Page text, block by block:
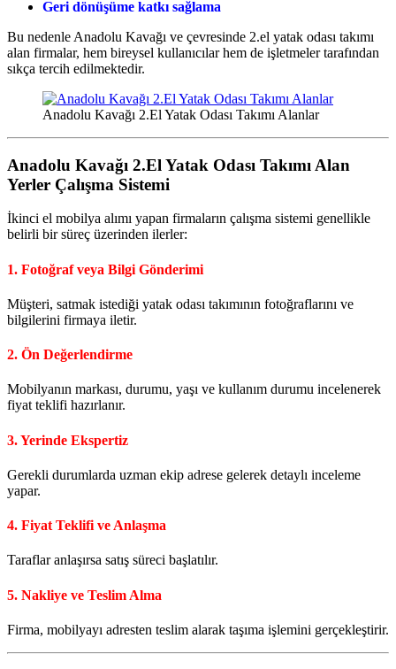
Geri dönüşüme katkı sağlama
Bu nedenle Anadolu Kavağı ve çevresinde 2.el yatak odası takımı
alan firmalar, hem bireysel kullanıcılar hem de işletmeler tarafından
sıkça tercih edilmektedir.
Anadolu Kavağı 2.El Yatak Odası Takımı Alanlar
Anadolu Kavağı 2.El Yatak Odası Takımı Alan
Yerler Çalışma Sistemi
İkinci el mobilya alımı yapan firmaların çalışma sistemi genellikle
belirli bir süreç üzerinden ilerler:
1. Fotoğraf veya Bilgi Gönderimi
Müşteri, satmak istediği yatak odası takımının fotoğraflarını ve
bilgilerini firmaya iletir.
2. Ön Değerlendirme
Mobilyanın markası, durumu, yaşı ve kullanım durumu incelenerek
fiyat teklifi hazırlanır.
3. Yerinde Ekspertiz
Gerekli durumlarda uzman ekip adrese gelerek detaylı inceleme
yapar.
4. Fiyat Teklifi ve Anlaşma
Taraflar anlaşırsa satış süreci başlatılır.
5. Nakliye ve Teslim Alma
Firma, mobilyayı adresten teslim alarak taşıma işlemini gerçekleştirir.